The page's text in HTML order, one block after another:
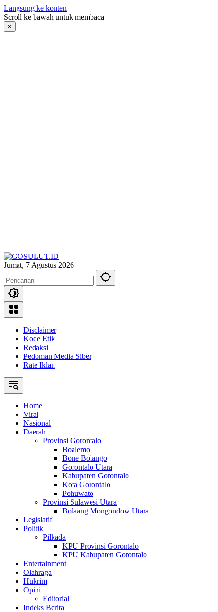
Langsung ke konten
Scroll ke bawah untuk membaca
×
Jumat, 7 Agustus 2026
Disclaimer
Kode Etik
Redaksi
Pedoman Media Siber
Rate Iklan
Home
Viral
Nasional
Daerah
Provinsi Gorontalo
Boalemo
Bone Bolango
Gorontalo Utara
Kabupaten Gorontalo
Kota Gorontalo
Pohuwato
Provinsi Sulawesi Utara
Bolaang Mongondow Utara
Legislatif
Politik
Pilkada
KPU Provinsi Gorontalo
KPU Kabupaten Gorontalo
Entertainment
Olahraga
Hukrim
Opini
Editorial
Indeks Berita